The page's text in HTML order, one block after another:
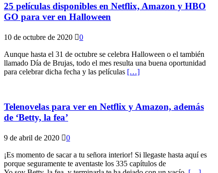
25 películas disponibles en Netflix, Amazon y HBO
GO para ver en Halloween
10 de octubre de 2020 0
Aunque hasta el 31 de octubre se celebra Halloween o el también
llamado Día de Brujas, todo el mes resulta una buena oportunidad
para celebrar dicha fecha y las películas […]
Telenovelas para ver en Netflix y Amazon, además
de ‘Betty, la fea’
9 de abril de 2020 0
¡Es momento de sacar a tu señora interior! Si llegaste hasta aquí es
porque seguramente te aventaste los 335 capítulos de